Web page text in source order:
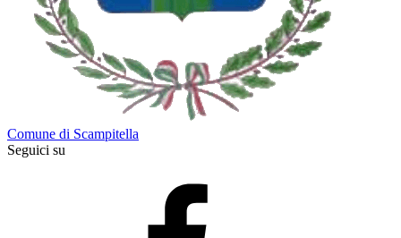
Comune di Scampitella
Seguici su